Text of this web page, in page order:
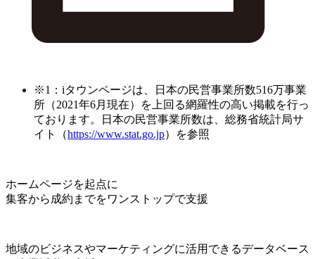
※1：iタウンページは、日本の民営事業所数516万事業
所（2021年6月現在）を上回る網羅性の高い掲載を行っ
ております。日本の民営事業所数は、総務省統計局サ
イト（https://www.stat.go.jp）を参照
ホームページを起点に
集客から成約までをワンストップで支援
地域のビジネスやマーケティングに活用できるデータベース